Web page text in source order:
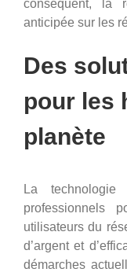
conséquent, la
anticipée sur les
Des
pour les
planète
La
professionnels
utilisateurs du
d’argent et
démarches